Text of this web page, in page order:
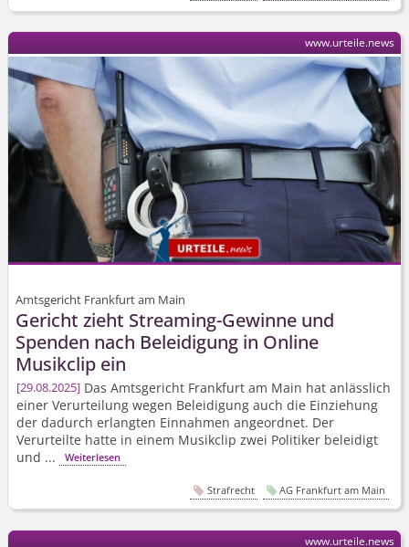
Amtsgericht Frankfurt am Main
Gericht zieht Streaming-Gewinne und
Spenden nach Beleidigung in Online
Musikclip ein
29.08.2025 Das Amtsgericht Frankfurt am Main hat anlässlich
einer Verurteilung wegen Beleidigung auch die Einziehung
der dadurch erlangten Einnahmen angeordnet. Der
Verurteilte hatte in einem Musikclip zwei Politiker beleidigt
und ...
Weiterlesen
www.urteile.news
Strafrecht AG Frankfurt am Main
www.urteile.news